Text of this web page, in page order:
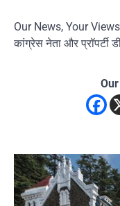
Our News, Your
कांग्रेस नेता और